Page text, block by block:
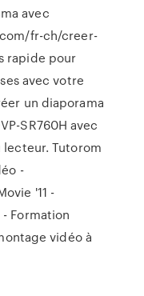
avec
fr-ch/creer-
rapide pour
avec votre
un diaporama
SR760H avec
lecteur.Tutorom
-
'11 -
Formation
vidéo à